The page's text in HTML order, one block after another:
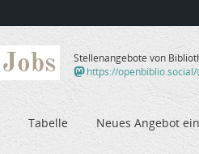
Jobs
Stellenangebote von
https://openbiblio.social/
Tabelle Neues Angebot